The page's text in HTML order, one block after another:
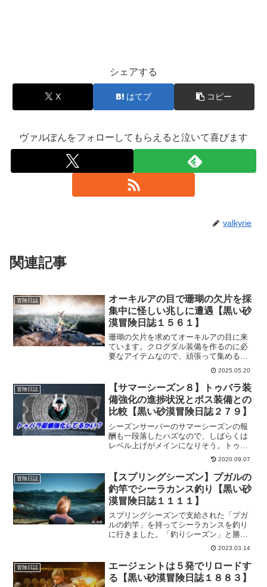
シェアする
X はてブ コピー
ヴァルぽんをフォローしてもらえると泣いて喜びます
valkyrie
関連記事
冒険日誌
オーキルアの目で珊瑚の欠片を採
集中に怪しい兆しに遭遇【黒い砂
漠冒険日誌１５６１】
珊瑚の欠片を求めてオーキルアの目に来
ています。クログダル装備を作るのに必
要なアイテムなので、頑張って集めるつ
もりです。そんな中、オーキルアの目に
て「怪しい兆し」に遭遇し、何が出るの
かと思いきや「あぁ、それまだあったん
か…？」と思ってしまいました。
2025.05.20
冒険日誌
【サマーシーズン８】トゥバラ装
備強化の進捗状況とボス装備との
比較【黒い砂漠冒険日誌２７９】
シーズンサーバーのサマーシーズンの報
酬も一段落したハズなので、しばらくは
レベル上げがメインになりそう。トゥバ
ラ装備も強化していきたいけど素材集め
が大変そうなので、まずはレベル上げに
集中。ここまで強化してきたトゥバラ装
備の状態と、ボス装備との比較してみま
した。
2020.09.07
冒険日誌
【スプリングシーズン】プガルの
釣竿でシーラカンス釣り【黒い砂
漠冒険日誌１１１１】
スプリングシーズンで支給された「プガ
ルの釣竿」を持ってシーラカンスを釣り
に行きました。「釣りシーズン」と勝手
に銘打ってスタートです。交換したいア
イテム「メイド箱」を狙って行きます。
しかし、プガルの釣竿ってめちゃ優秀じ
ゃないですか。
2023.03.14
冒険日誌
エージェントは５発でリロードす
る【黒い砂漠冒険日誌１８８３】